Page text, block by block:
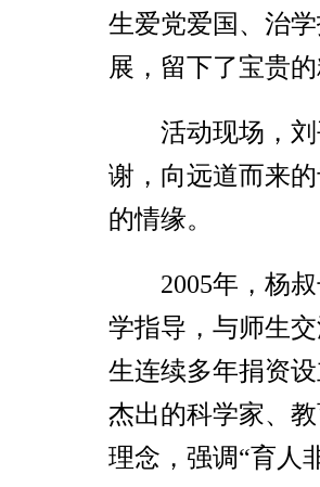
生爱党爱国、治
展，留下了宝贵
活动现场，
谢，向远道而来
的情缘。
2005年，杨
学指导，与师生
生连续多年捐资
杰出的科学家、
理念，强调“育人